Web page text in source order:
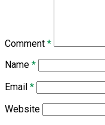
Comment *
Name *
Email *
Website